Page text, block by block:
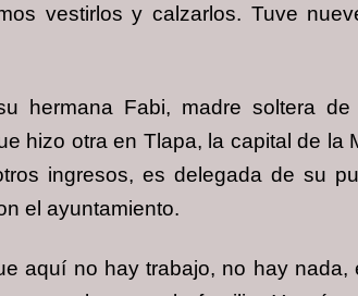
vestirlos y calzarlos. Tuve
hermana Fabi, madre soltera
hizo otra en Tlapa, la capital de
ingresos, es delegada de su
el ayuntamiento.
aquí no hay trabajo, no hay